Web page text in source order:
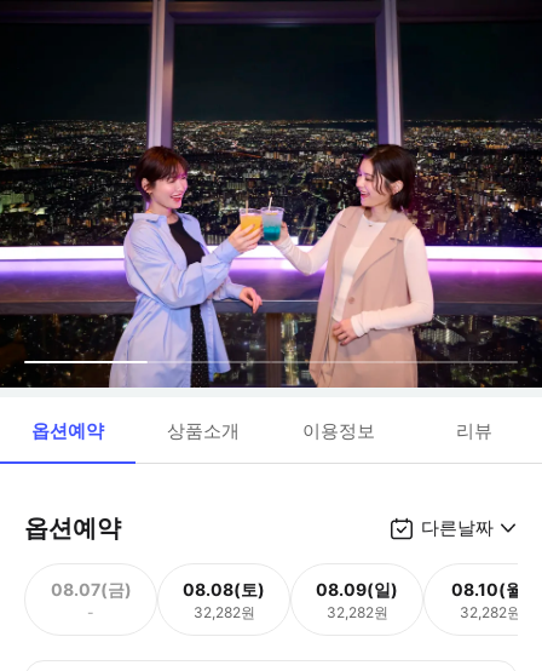
옵션예약 상품소개 이용정보 리뷰
옵션예약 다른날짜
08.07(금)
-
08.08(토)
32,282원
08.09(일)
32,282원
08.10(월)
32,282원